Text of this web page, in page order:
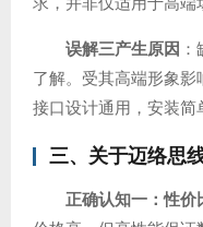
误解三产生原因
了解。受其高端形象
接口设计通用，安装简
三、关于迈络思
正确认知一：性价